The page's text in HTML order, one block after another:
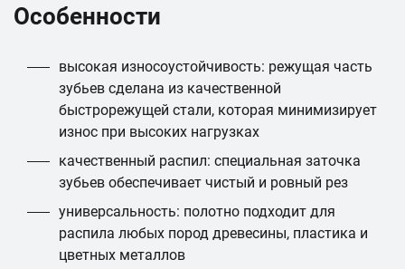
Особенности
высокая износоустойчивость: режущая часть
зубьев сделана из качественной
быстрорежущей стали, которая минимизирует
износ при высоких нагрузках
качественный распил: специальная заточка
зубьев обеспечивает чистый и ровный рез
универсальность: полотно подходит для
распила любых пород древесины, пластика и
цветных металлов